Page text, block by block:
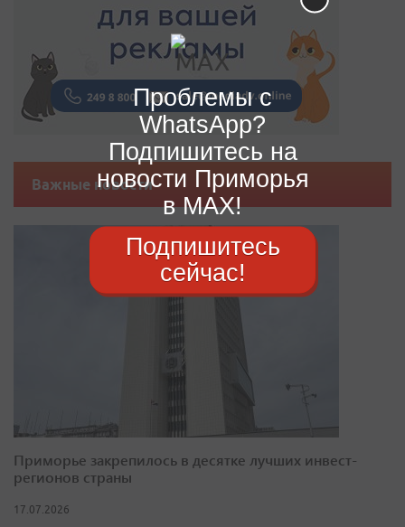
Важные новости
Приморье закрепилось в десятке лучших инвест-
регионов страны
17.07.2026
Проблемы с
WhatsApp?
Подпишитесь на
новости Приморья
в MAX!
Подпишитесь
сейчас!